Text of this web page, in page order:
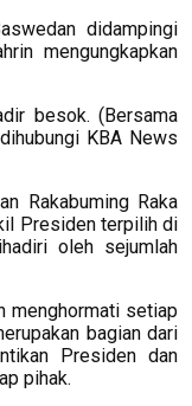
didampingi
mengungkapkan
besok. (Bersama
KBA News
Rakabuming Raka
Presiden terpilih di
oleh sejumlah
menghormati setiap
bagian dari
Presiden dan
pihak.